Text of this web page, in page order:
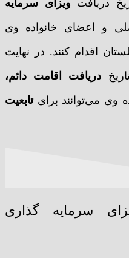
ویزای سرمایه
و اعضای خانواده وی
اقدام کنند. در نهایت
دریافت اقامت دائم،
وی می‌توانند برایتابعیت
سرمایه گذاری